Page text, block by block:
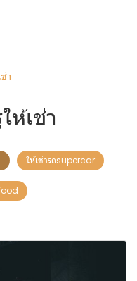
า
ห้เช่า
ให้เช่ารถsupercar